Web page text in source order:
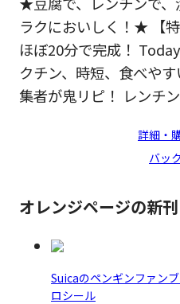
ラクにおいしく！★ 【
ほぼ20分で完成！
クチン、時短、食べや
集者が鬼リピ！ レンチ
詳細・
バッ
オレンジページの新刊
Suicaのペンギンファン
ロシール